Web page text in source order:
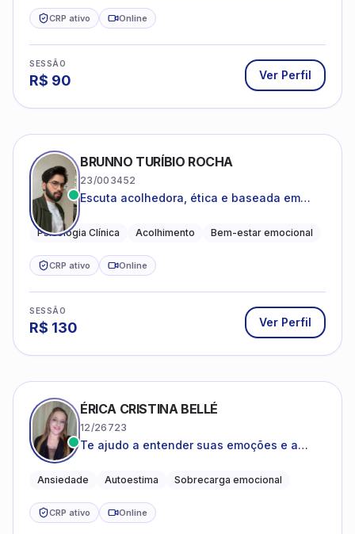
CRP ativo Online
SESSÃO
R$ 90 Ver Perfil
BRUNNO TURÍBIO ROCHA
23/003452
Escuta acolhedora, ética e baseada em
Psicologia Clínica Acolhimento Bem-estar emocional
CRP ativo Online
SESSÃO
R$ 130 Ver Perfil
ÉRICA CRISTINA BELLÉ
12/26723
Te ajudo a entender suas emoções e a
que você está vivendo
Ansiedade Autoestima Sobrecarga emocional
CRP ativo Online